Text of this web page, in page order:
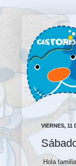
VIERNES, 11
Hola